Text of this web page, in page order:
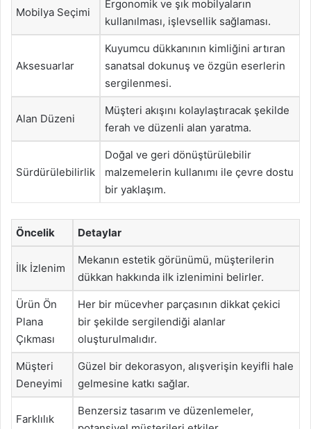
Mobilya Seçimi
Ergonomik ve şık mobilyaların
kullanılması, işlevsellik sağlaması.
Aksesuarlar
Kuyumcu dükkanının kimliğini artıran
sanatsal dokunuş ve özgün eserlerin
sergilenmesi.
Alan Düzeni
Müşteri akışını kolaylaştıracak şekilde
ferah ve düzenli alan yaratma.
Sürdürülebilirlik
Doğal ve geri dönüştürülebilir
malzemelerin kullanımı ile çevre dostu
bir yaklaşım.
Öncelik Detaylar
İlk İzlenim
Mekanın estetik görünümü, müşterilerin
dükkan hakkında ilk izlenimini belirler.
Ürün Ön
Plana
Çıkması
Her bir mücevher parçasının dikkat çekici
bir şekilde sergilendiği alanlar
oluşturulmalıdır.
Müşteri
Deneyimi
Güzel bir dekorasyon, alışverişin keyifli hale
gelmesine katkı sağlar.
Farklılık
Benzersiz tasarım ve düzenlemeler,